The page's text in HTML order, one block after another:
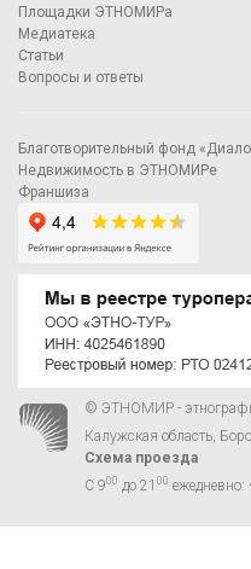
Площадки ЭТНОМИРа
Медиатека
Статьи
Вопросы и ответы
Благотворительный фонд
Недвижимость в ЭТНОМИРе
Франшиза
© ЭТНОМИР -
Калужская область,
Схема проезда
С 900 до 21 00 ежедневно: